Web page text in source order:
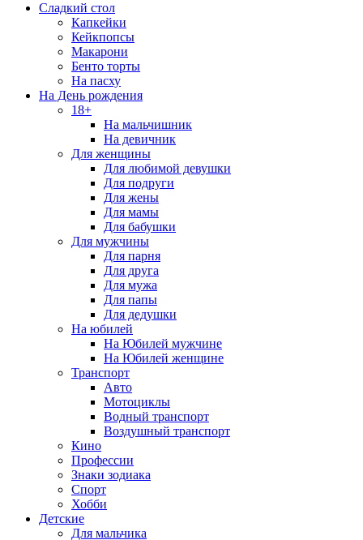
Сладкий стол
Капкейки
Кейкпопсы
Макарони
Бенто торты
На пасху
На День рождения
18+
На мальчишник
На девичник
Для женщины
Для любимой девушки
Для подруги
Для жены
Для мамы
Для бабушки
Для мужчины
Для парня
Для друга
Для мужа
Для папы
Для дедушки
На юбилей
На Юбилей мужчине
На Юбилей женщине
Транспорт
Авто
Мотоциклы
Водный транспорт
Воздушный транспорт
Кино
Профессии
Знаки зодиака
Спорт
Хобби
Детские
Для мальчика